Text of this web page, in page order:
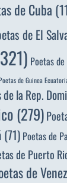
de Cuba
de El
Poetas
de Guinea
de la Rep.
(279)
(71) Poetas de
de Puerto
de